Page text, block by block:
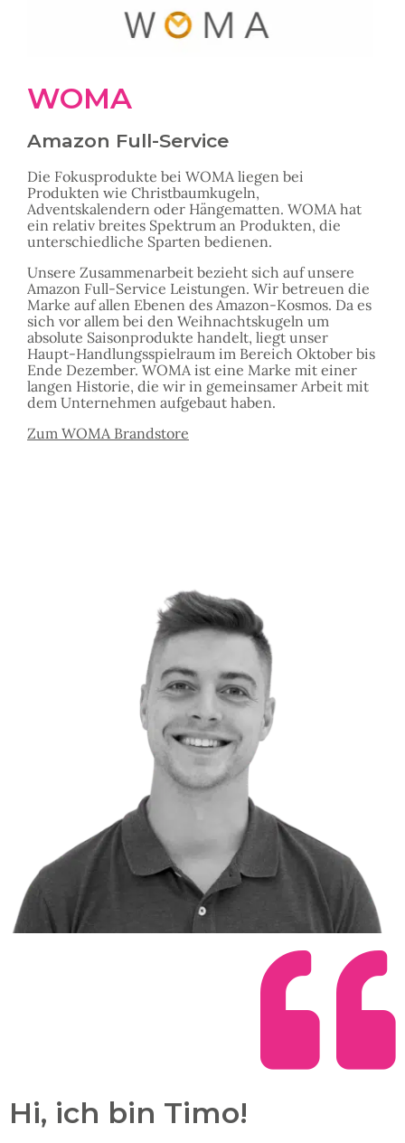
WOMA
Amazon Full-Service
Die Fokusprodukte bei WOMA liegen bei
Produkten wie Christbaumkugeln,
Adventskalendern oder Hängematten. WOMA hat
ein relativ breites Spektrum an Produkten, die
unterschiedliche Sparten bedienen.
Unsere Zusammenarbeit bezieht sich auf unsere
Amazon Full-Service Leistungen. Wir betreuen die
Marke auf allen Ebenen des Amazon-Kosmos. Da es
sich vor allem bei den Weihnachtskugeln um
absolute Saisonprodukte handelt, liegt unser
Haupt-Handlungsspielraum im Bereich Oktober bis
Ende Dezember. WOMA ist eine Marke mit einer
langen Historie, die wir in gemeinsamer Arbeit mit
dem Unternehmen aufgebaut haben.
Zum WOMA Brandstore
Hi, ich bin Timo!